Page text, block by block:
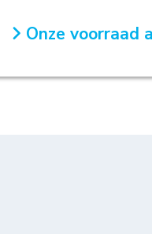
Onze voorraad